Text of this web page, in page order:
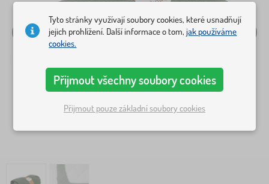
Tyto stránky využívají soubory cookies, které usnadňují
jejich prohlížení. Další informace o tom,jak používáme
cookies.
Přijmout všechny soubory cookies
Přijmout pouze základní soubory cookies